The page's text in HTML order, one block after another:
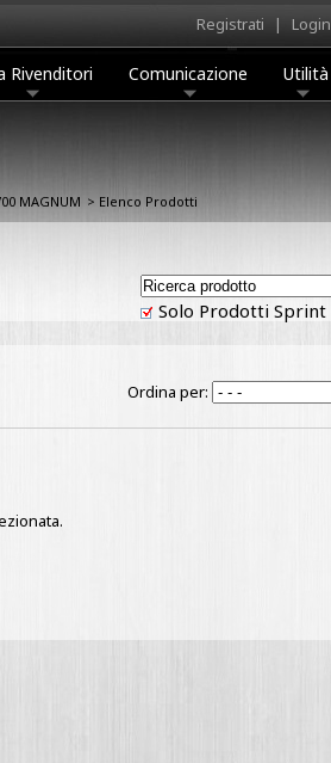
Registrati | Login
Rivenditori Comunicazione Utilità
MAGNUM > Elenco Prodotti
Solo Prodotti Sprint
Ordina per: